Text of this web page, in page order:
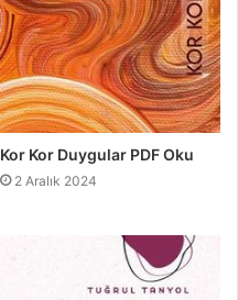
Kor Kor Duygular PDF Oku
2 Aralık 2024